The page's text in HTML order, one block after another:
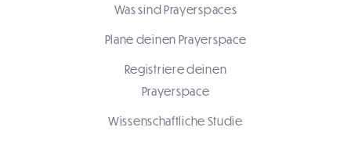
Was sind Prayerspaces
Plane deinen Prayerspace
Registriere deinen
Prayerspace
Wissenschaftliche Studie